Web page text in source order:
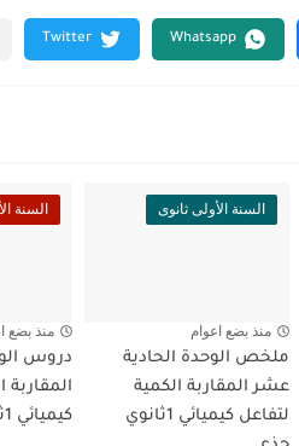
السنة الأولى ثانوى
منذ بضع اعوام
ملخص الوحدة الحادية
عشر المقاربة الكمية
لتفاعل كيميائي 1ثانوي
السنة
منذ بضع
دروس
المقاربة
كيميائي 1ثانوي جذع...